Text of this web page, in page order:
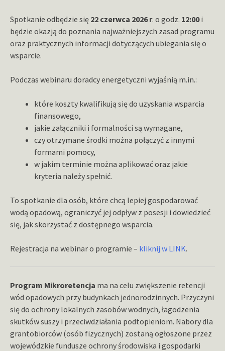
Spotkanie odbędzie się 22 czerwca 2026 r. o godz. 12:00i
będzie okazją do poznania najważniejszych zasad programu
oraz praktycznych informacji dotyczących ubiegania się o
wsparcie.
Podczas webinaru doradcy energetyczni wyjaśnią m.in.:
które koszty kwalifikują się do uzyskania wsparcia
finansowego,
jakie załączniki i formalności są wymagane,
czy otrzymane środki można połączyć z innymi
formami pomocy,
w jakim terminie można aplikować oraz jakie
kryteria należy spełnić.
To spotkanie dla osób, które chcą lepiej gospodarować
wodą opadową, ograniczyć jej odpływ z posesji i dowiedzieć
się, jak skorzystać z dostępnego wsparcia.
Rejestracja na webinar o programie – kliknij w LINK.
Program Mikroretencja ma na celu zwiększenie retencji
wód opadowych przy budynkach jednorodzinnych. Przyczyni
się do ochrony lokalnych zasobów wodnych, łagodzenia
skutków suszy i przeciwdziałania podtopieniom. Nabory dla
grantobiorców (osób fizycznych) zostaną ogłoszone przez
wojewódzkie fundusze ochrony środowiska i gospodarki